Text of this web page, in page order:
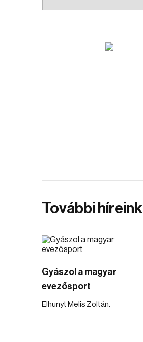
További híreink
Gyászol a magyar
evezősport
Elhunyt Melis Zoltán.